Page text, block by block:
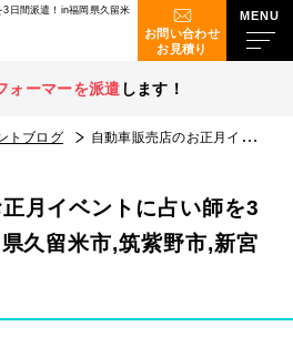
日間派遣！in福岡県久留米
お問い合わせ
お見積り
ォーマーを派遣 します！
トブログ 自動車販売店のお正月イベントに占い師を3日間派遣！in福岡県久留米市,筑紫野市,新宮町
月イベントに占い師を3
久留米市,筑紫野市,新宮